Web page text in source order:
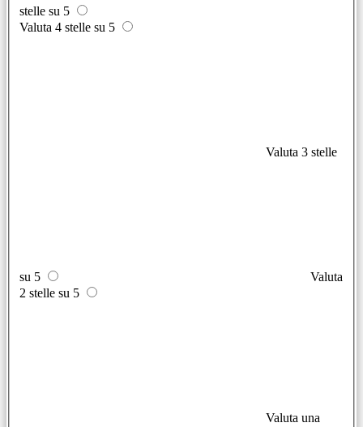
stelle su 5
Valuta 4 stelle su 5
Valuta 3 stelle
su 5
Valuta
2 stelle su 5
Valuta una